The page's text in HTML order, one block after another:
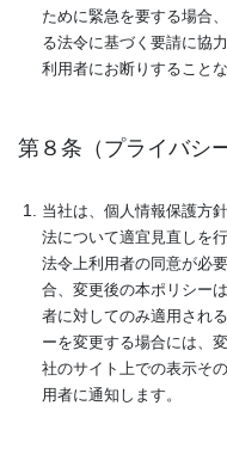
ために緊急を要する場合
る法令に基づく要請に協
利用者にお断りすること
第８条（プライバシ
当社は、個人情報保護方
法について適宜見直しを
法令上利用者の同意が必
合、変更後の本ポリシー
者に対してのみ適用され
ーを変更する場合には、
社のサイト上での表示そ
用者に通知します。